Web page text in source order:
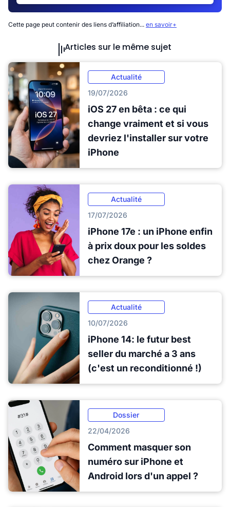
Cette page peut contenir des liens d’affiliation... en savoir+
Articles sur le même sujet
Actualité
19/07/2026
iOS 27 en bêta : ce qui
change vraiment et si vous
devriez l'installer sur votre
iPhone
Actualité
17/07/2026
iPhone 17e : un iPhone enfin
à prix doux pour les soldes
chez Orange ?
Actualité
10/07/2026
iPhone 14: le futur best
seller du marché a 3 ans
(c'est un reconditionné !)
Dossier
22/04/2026
Comment masquer son
numéro sur iPhone et
Android lors d'un appel ?